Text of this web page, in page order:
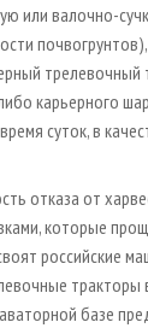
или валочно-
трелевочный
карьерного
суток, в
отказа от
которые
российские
тракторы
базе